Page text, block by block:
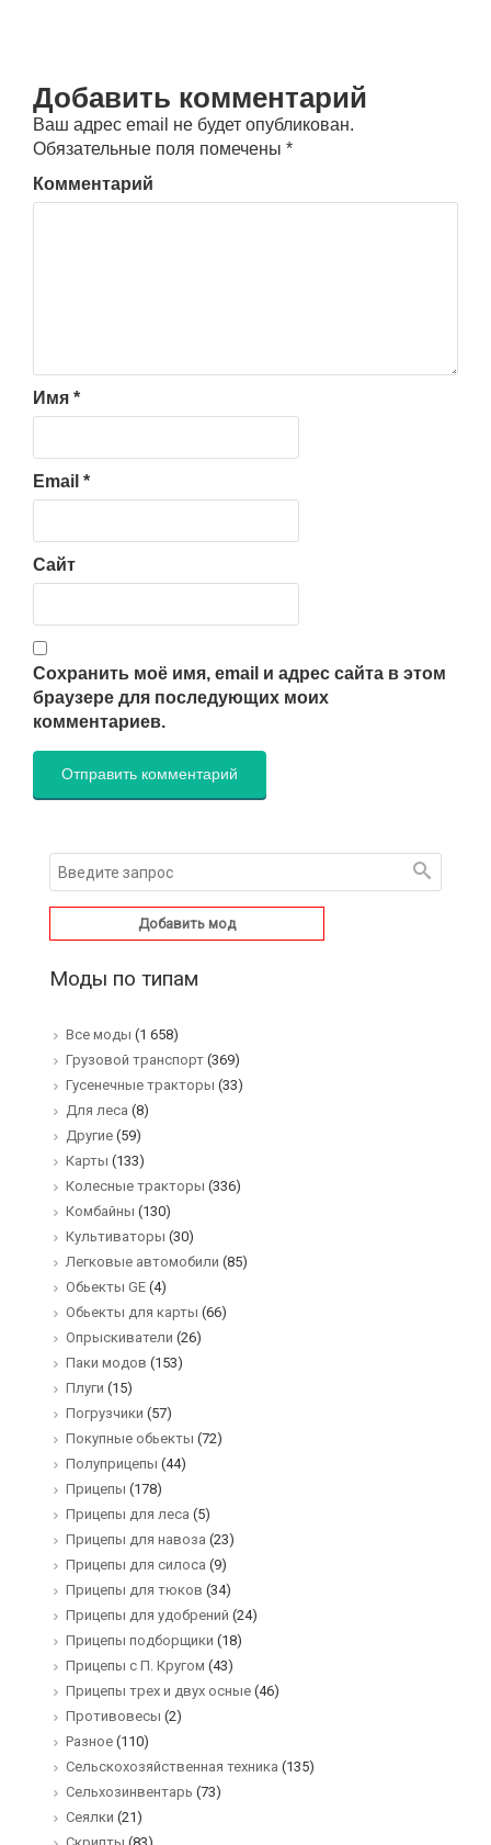
Добавить комментарий
Ваш адрес email не будет опубликован.
Обязательные поля помечены *
Комментарий
Имя *
Email *
Сайт
Сохранить моё имя, email и адрес сайта в этом
браузере для последующих моих
комментариев.
Добавить мод
Моды по типам
Все моды (1 658)
Грузовой транспорт (369)
Гусенечные тракторы (33)
Для леса (8)
Другие (59)
Карты (133)
Колесные тракторы (336)
Комбайны (130)
Культиваторы (30)
Легковые автомобили (85)
Обьекты GE (4)
Обьекты для карты (66)
Опрыскиватели (26)
Паки модов (153)
Плуги (15)
Погрузчики (57)
Покупные обьекты (72)
Полуприцепы (44)
Прицепы (178)
Прицепы для леса (5)
Прицепы для навоза (23)
Прицепы для силоса (9)
Прицепы для тюков (34)
Прицепы для удобрений (24)
Прицепы подборщики (18)
Прицепы с П. Кругом (43)
Прицепы трех и двух осные (46)
Противовесы (2)
Разное (110)
Сельскохозяйственная техника (135)
Сельхозинвентарь (73)
Сеялки (21)